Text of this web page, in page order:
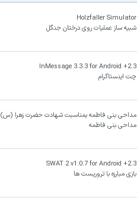
Holzfaller Simulator
شبیه ساز عملیات روی درختان جنگل
InMessage 3.3.3 for Android +2.3
چت اینستاگرام
مداحی بنی فاطمه بمناسبت شهادت حضرت زهرا (س)
مداحی بنی فاطمه
SWAT 2 v1.0.7 for Android +2.3
بازی مبارزه با تروریست ها